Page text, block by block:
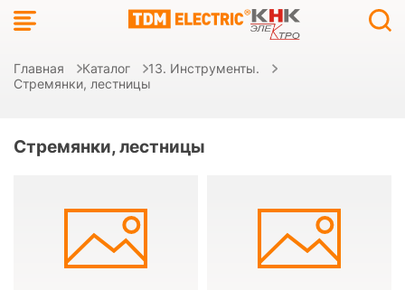
Главная Каталог
13. Инструменты.
Стремянки, лестницы
Стремянки, лестницы